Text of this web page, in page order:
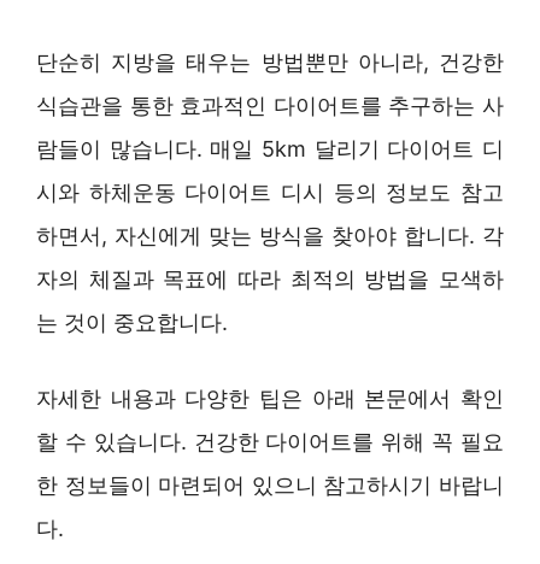
단순히 지방을 태우는 방법뿐만 아니라, 건강한
식습관을 통한 효과적인 다이어트를 추구하는 사
람들이 많습니다. 매일 5km 달리기 다이어트 디
시와 하체운동 다이어트 디시 등의 정보도 참고
하면서, 자신에게 맞는 방식을 찾아야 합니다. 각
자의 체질과 목표에 따라 최적의 방법을 모색하
는 것이 중요합니다.
자세한 내용과 다양한 팁은 아래 본문에서 확인
할 수 있습니다. 건강한 다이어트를 위해 꼭 필요
한 정보들이 마련되어 있으니 참고하시기 바랍니
다.